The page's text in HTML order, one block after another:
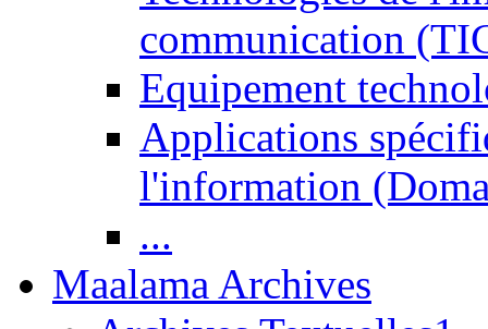
communication
Equipement
Applications
l'information
...
Maalama Archives